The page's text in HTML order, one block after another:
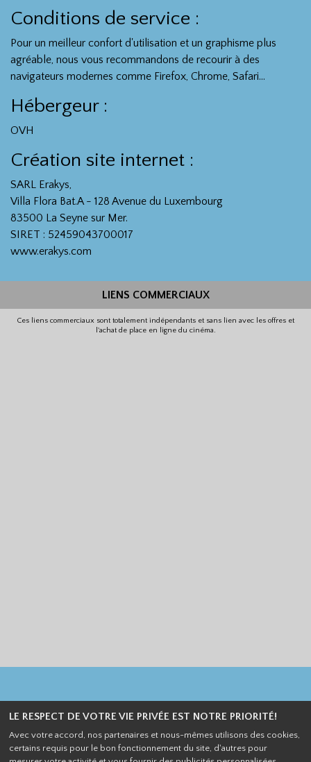
LE RESPECT DE VOTRE VIE PRIVÉE EST NOTRE PRIORITÉ!
Avec votre accord, nos partenaires et nous-mêmes utilisons des cookies,
certains requis pour le bon fonctionnement du site, d'autres pour
Conditions de service :
Pour un meilleur confort d'utilisation et un graphisme plus
agréable, nous vous recommandons de recourir à des
navigateurs modernes comme Firefox, Chrome, Safari...
Hébergeur :
OVH
Création site internet :
SARL Erakys,
Villa Flora Bat.A - 128 Avenue du Luxembourg
83500 La Seyne sur Mer.
SIRET : 52459043700017
www.erakys.com
LIENS COMMERCIAUX
Ces liens commerciaux sont totalement indépendants et sans lien avec les offres et
l'achat de place en ligne du cinéma.
4 Place du Bois Noir 29800 Landerneau |Mentions légales
Contact| Tel : 09 75 61 93 43